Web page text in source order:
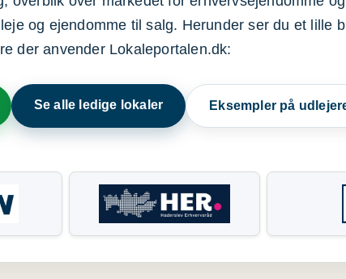
og ejendomme til salg. Herunder ser du et lille
der anvender Lokaleportalen.dk:
Se alle ledige lokaler Eksempler på